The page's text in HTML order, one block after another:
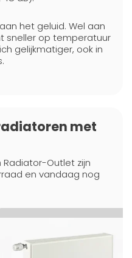
het geluid. Wel aan
sneller op temperatuur
gelijkmatiger, ook in
met
Outlet zijn
en vandaag nog